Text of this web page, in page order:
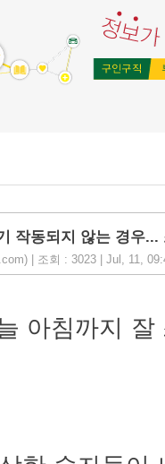
작동되지 않는 경우...
| 조회 : 3023 | Jul, 11,
아침까지 잘